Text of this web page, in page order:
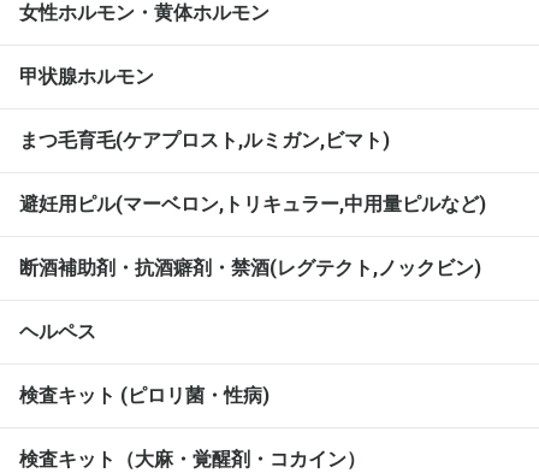
女性ホルモン・黄体ホルモン
甲状腺ホルモン
まつ毛育毛(ケアプロスト,ルミガン,ビマト)
避妊用ピル(マーベロン,トリキュラー,中用量ピルなど)
断酒補助剤・抗酒癖剤・禁酒(レグテクト,ノックビン)
ヘルペス
検査キット (ピロリ菌・性病)
検査キット（大麻・覚醒剤・コカイン）